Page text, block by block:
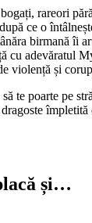
rareori
ce o
birmană îi
cu adevăratul
violență și
te poarte pe
împletită
și…